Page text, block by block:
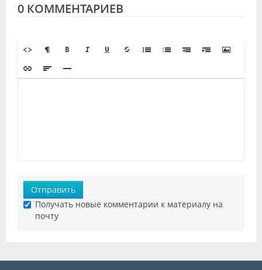
0 КОММЕНТАРИЕВ
Отправить
Получать новые комментарии к материалу на
почту